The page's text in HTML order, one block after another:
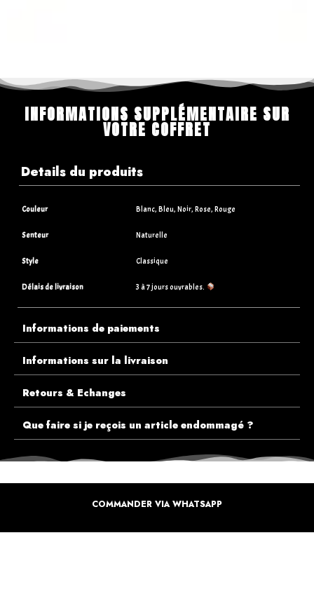
INFORMATIONS SUPPLÉMENTAIRE SUR
VOTRE COFFRET
Details du produits
Couleur Blanc, Bleu, Noir, Rose, Rouge
Senteur Naturelle
Style Classique
Délais de livraison 3 à 7 jours ouvrables.
Informations de paiements
Informations sur la livraison
Retours & Echanges
Que faire si je reçois un article endommagé ?
COMMANDER VIA WHATSAPP